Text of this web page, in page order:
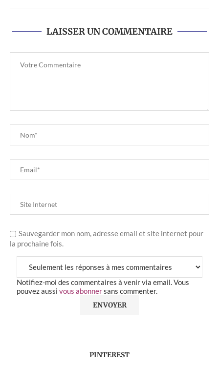
LAISSER UN COMMENTAIRE
Sauvegarder mon nom, adresse email et site internet pour
la prochaine fois.
Notifiez-moi des commentaires à venir via email. Vous
pouvez aussi vous abonnersans commenter.
PINTEREST